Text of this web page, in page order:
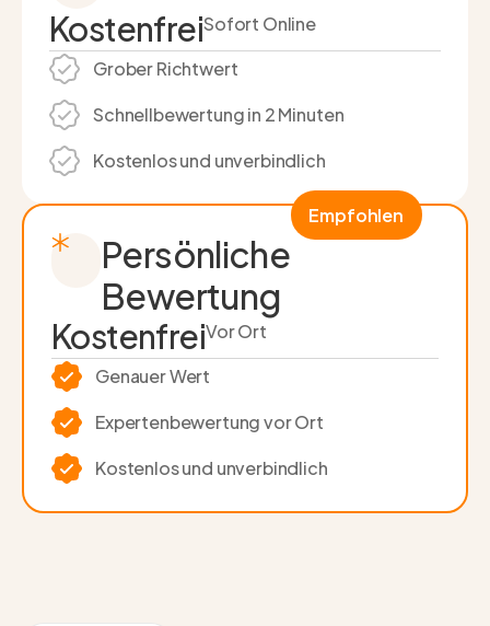
KostenfreiSofort Online
Grober Richtwert
Schnell­bewertung in 2 Minuten
Kostenlos und unverbindlich
Persönliche
Bewertung
KostenfreiVor Ort
Genauer Wert
Experten­bewertung vor Ort
Kostenlos und unverbindlich
Empfohlen